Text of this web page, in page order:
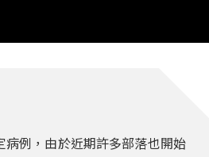
例，由於近期許多部落也開始